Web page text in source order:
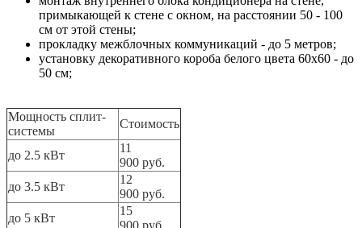
примыкающей к стене с окном, на расстоянии 50 - 100
см от этой стены;
прокладку межблочных коммуникаций - до 5 метров;
установку декоративного короба белого цвета 60х60 - до
50 см;
Мощность сплит-
системы
Стоимость
до 2.5 кВт
11
900 руб.
до 3.5 кВт
12
900 руб.
до 5 кВт
15
900 руб.